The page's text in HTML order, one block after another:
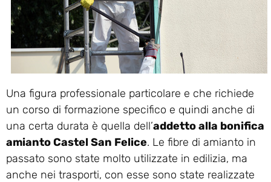
Una figura professionale particolare e che richiede
un corso di formazione specifico e quindi anche di
una certa durata è quella dell’addetto alla bonifica
amianto Castel San Felice. Le fibre di amianto in
passato sono state molto utilizzate in edilizia, ma
anche nei trasporti, con esse sono state realizzate